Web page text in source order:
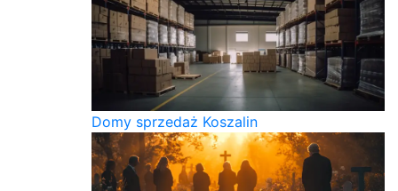
Domy sprzedaż Koszalin